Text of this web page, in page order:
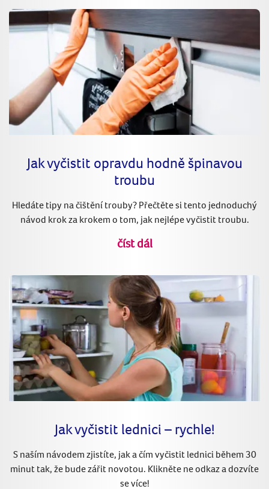
Jak vyčistit opravdu hodně špinavou
troubu
Hledáte tipy na čištění trouby? Přečtěte si tento jednoduchý
návod krok za krokem o tom, jak nejlépe vyčistit troubu.
číst dál
Jak vyčistit lednici – rychle!
S naším návodem zjistíte, jak a čím vyčistit lednici během 30
minut tak, že bude zářit novotou. Klikněte ne odkaz a dozvíte
se více!